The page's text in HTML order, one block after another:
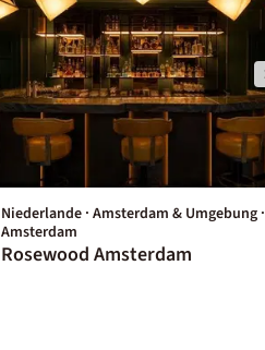
Niederlande · Amsterdam & Umgebung ·
Amsterdam
Rosewood Amsterdam